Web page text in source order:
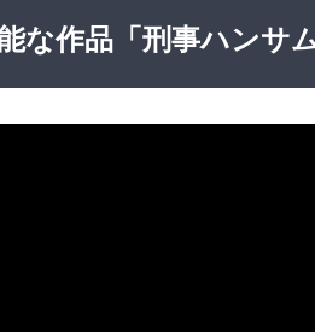
な作品「刑事ハンサ